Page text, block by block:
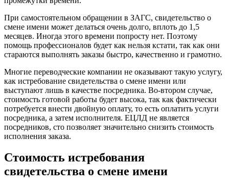
При самостоятельном обращении в ЗАГС, свидетельство о
смене имени может делаться очень долго, вплоть до 1,5
месяцев. Иногда этого времени попросту нет. Поэтому
помощь профессионалов будет как нельзя кстати, так как они
стараются выполнять заказы быстро, качественно и грамотно.
Многие переводческие компании не оказывают такую услугу,
как истребование свидетельства о смене имени или
выступают лишь в качестве посредника. Во-втором случае,
стоимость готовой работы будет высока, так как фактически
потребуется внести двойную оплату, то есть оплатить услуги
посредника, а затем исполнителя. ЕЦЛД не является
посредников, сто позволяет значительно снизить стоимость
исполнения заказа.
Стоимость истребования
свидетельства о смене имени